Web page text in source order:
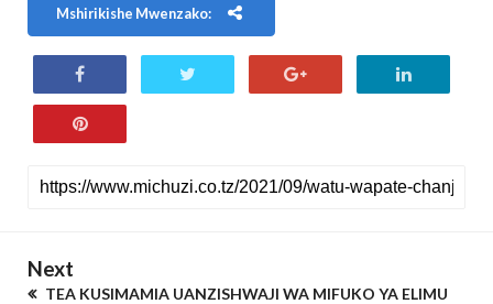
Mshirikishe Mwenzako:
Next
TEA KUSIMAMIA UANZISHWAJI WA MIFUKO YA ELIMU